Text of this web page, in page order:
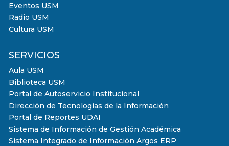
Eventos USM
Radio USM
Cultura USM
SERVICIOS
Aula USM
Biblioteca USM
Portal de Autoservicio Institucional
Dirección de Tecnologías de la Información
Portal de Reportes UDAI
Sistema de Información de Gestión Académica
Sistema Integrado de Información Argos ERP